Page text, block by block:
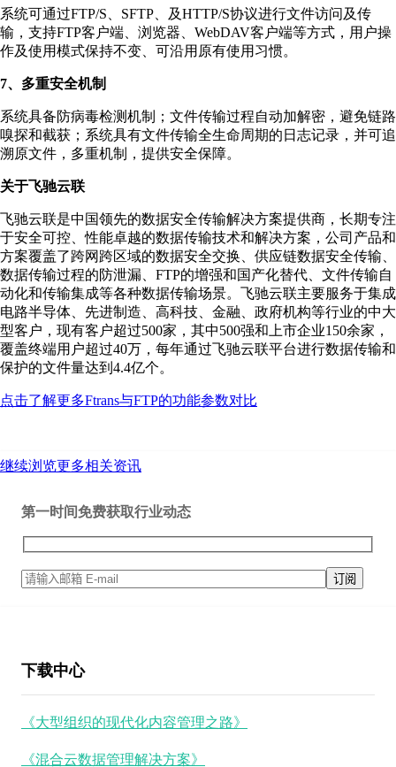
系统可通过FTP/S、SFTP、及HTTP/S协议进行文件访问及传
输，支持FTP客户端、浏览器、WebDAV客户端等方式，用户操
作及使用模式保持不变、可沿用原有使用习惯。
7、多重安全机制
系统具备防病毒检测机制；文件传输过程自动加解密，避免链路
嗅探和截获；系统具有文件传输全生命周期的日志记录，并可追
溯原文件，多重机制，提供安全保障。
关于飞驰云联
飞驰云联是中国领先的数据安全传输解决方案提供商，长期专注
于安全可控、性能卓越的数据传输技术和解决方案，公司产品和
方案覆盖了跨网跨区域的数据安全交换、供应链数据安全传输、
数据传输过程的防泄漏、FTP的增强和国产化替代、文件传输自
动化和传输集成等各种数据传输场景。飞驰云联主要服务于集成
电路半导体、先进制造、高科技、金融、政府机构等行业的中大
型客户，现有客户超过500家，其中500强和上市企业150余家，
覆盖终端用户超过40万，每年通过飞驰云联平台进行数据传输和
保护的文件量达到4.4亿个。
点击了解更多Ftrans与FTP的功能参数对比
继续浏览更多相关资讯
第一时间免费获取行业动态
下载中心
《大型组织的现代化内容管理之路》
《混合云数据管理解决方案》